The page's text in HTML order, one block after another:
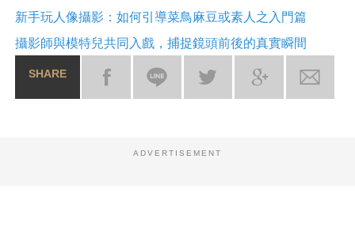
新手玩人像攝影：如何引導菜鳥麻豆或素人之入門篇
攝影師與模特兒共同入戲，捕捉鏡頭前後的真實瞬間
SHARE
ADVERTISEMENT